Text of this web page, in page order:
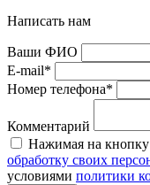
Написать нам
Ваши ФИО
E-mail*
Номер телефона*
Комментарий
Нажимая на
обработку своих
условиями политики